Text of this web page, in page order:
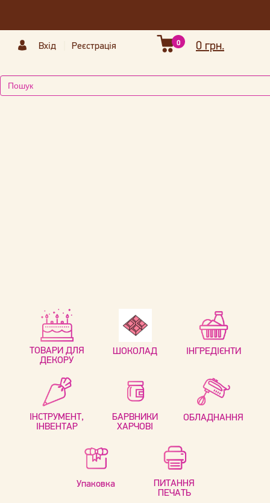
Вхід Реєстрація 0 грн.
0
ТОВАРИ ДЛЯ
ДЕКОРУ
ШОКОЛАД ІНГРЕДІЄНТИ
ІНСТРУМЕНТ,
ІНВЕНТАР
БАРВНИКИ
ХАРЧОВІ
ОБЛАДНАННЯ
Упаковка
ПИТАННЯ
ПЕЧАТЬ